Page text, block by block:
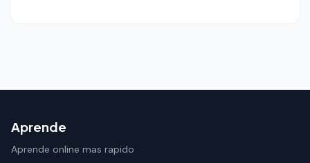
Aprende
Aprende online mas rapido